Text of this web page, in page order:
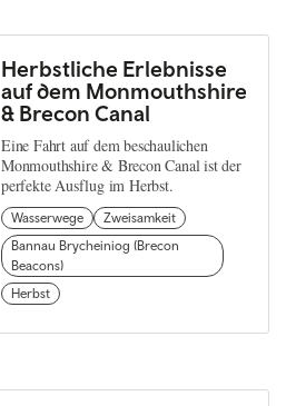
Herbstliche Erlebnisse
auf dem Monmouthshire
& Brecon Canal
Eine Fahrt auf dem beschaulichen
Monmouthshire & Brecon Canal ist der
perfekte Ausflug im Herbst.
Wasserwege
Zweisamkeit
Bannau Brycheiniog (Brecon
Beacons)
Herbst